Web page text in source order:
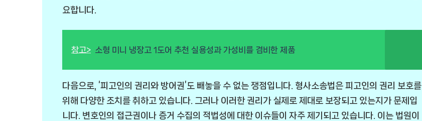
요합니다.
참고> 소형 미니 냉장고 1도어 추천 실용성과 가성비를 겸비한 제품
다음으로, ‘피고인의 권리와 방어권’도 빼놓을 수 없는 쟁점입니다. 형사소송법은 피고인의 권리 보호를
위해 다양한 조치를 취하고 있습니다. 그러나 이러한 권리가 실제로 제대로 보장되고 있는지가 문제입
니다. 변호인의 접근권이나 증거 수집의 적법성에 대한 이슈들이 자주 제기되고 있습니다. 이는 법원이